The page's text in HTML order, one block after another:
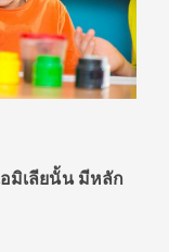
อมิเลียนั้น มีหลัก